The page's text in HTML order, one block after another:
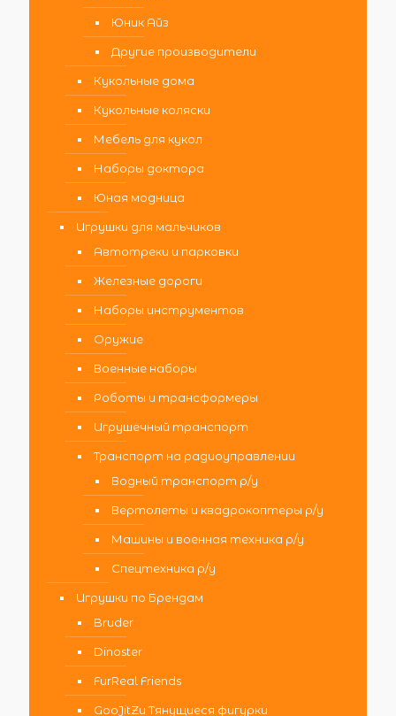
Юник Айз
Другие производители
Кукольные дома
Кукольные коляски
Мебель для кукол
Наборы доктора
Юная модница
Игрушки для мальчиков
Автотреки и парковки
Железные дороги
Наборы инструментов
Оружие
Военные наборы
Роботы и трансформеры
Игрушечный транспорт
Транспорт на радиоуправлении
Водный транспорт р/у
Вертолеты и квадрокоптеры р/у
Машины и военная техника р/у
Спецтехника р/у
Игрушки по Брендам
Bruder
Dinoster
FurReal Friends
GooJitZu Тянущиеся фигурки